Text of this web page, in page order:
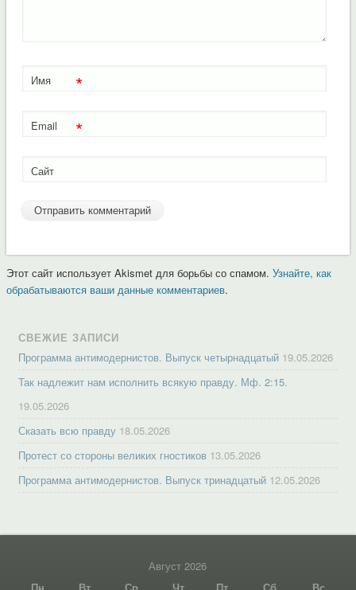
Имя *
Email *
Сайт
Этот сайт использует Akismet для борьбы со спамом. Узнайте, как
обрабатываются ваши данные комментариев.
СВЕЖИЕ ЗАПИСИ
Программа антимодернистов. Выпуск четырнадцатый 19.05.2026
Так надлежит нам исполнить всякую правду. Мф. 2:15.
19.05.2026
Сказать всю правду 18.05.2026
Протест со стороны великих гностиков 13.05.2026
Программа антимодернистов. Выпуск тринадцатый 12.05.2026
Август 2026